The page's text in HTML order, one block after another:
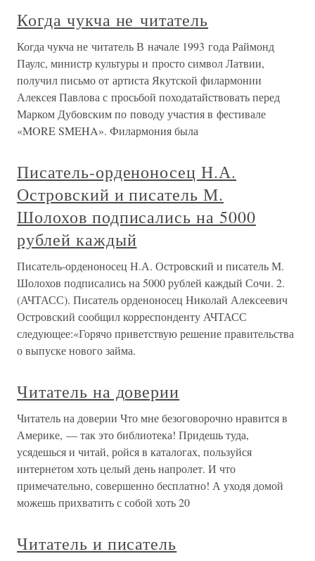
Когда чукча не читатель
Когда чукча не читатель В начале 1993 года Раймонд
Паулс, министр культуры и просто символ Латвии,
получил письмо от артиста Якутской филармонии
Алексея Павлова с просьбой походатайствовать перед
Марком Дубовским по поводу участия в фестивале
«MORE SMEHA». Филармония была
Писатель-орденоносец Н.А.
Островский и писатель М.
Шолохов подписались на 5000
рублей каждый
Писатель-орденоносец Н.А. Островский и писатель М.
Шолохов подписались на 5000 рублей каждый Сочи. 2.
(АЧТАСС). Писатель орденоносец Николай Алексеевич
Островский сообщил корреспонденту АЧТАСС
следующее:«Горячо приветствую решение правительства
о выпуске нового займа.
Читатель на доверии
Читатель на доверии Что мне безоговорочно нравится в
Америке, — так это библиотека! Придешь туда,
усядешься и читай, ройся в каталогах, пользуйся
интернетом хоть целый день напролет. И что
примечательно, совершенно бесплатно! А уходя домой
можешь прихватить с собой хоть 20
Читатель и писатель